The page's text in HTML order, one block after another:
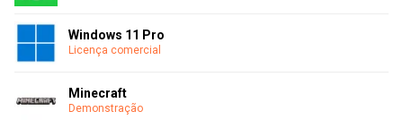
Windows 11 Pro
Licença comercial
Minecraft
Demonstração